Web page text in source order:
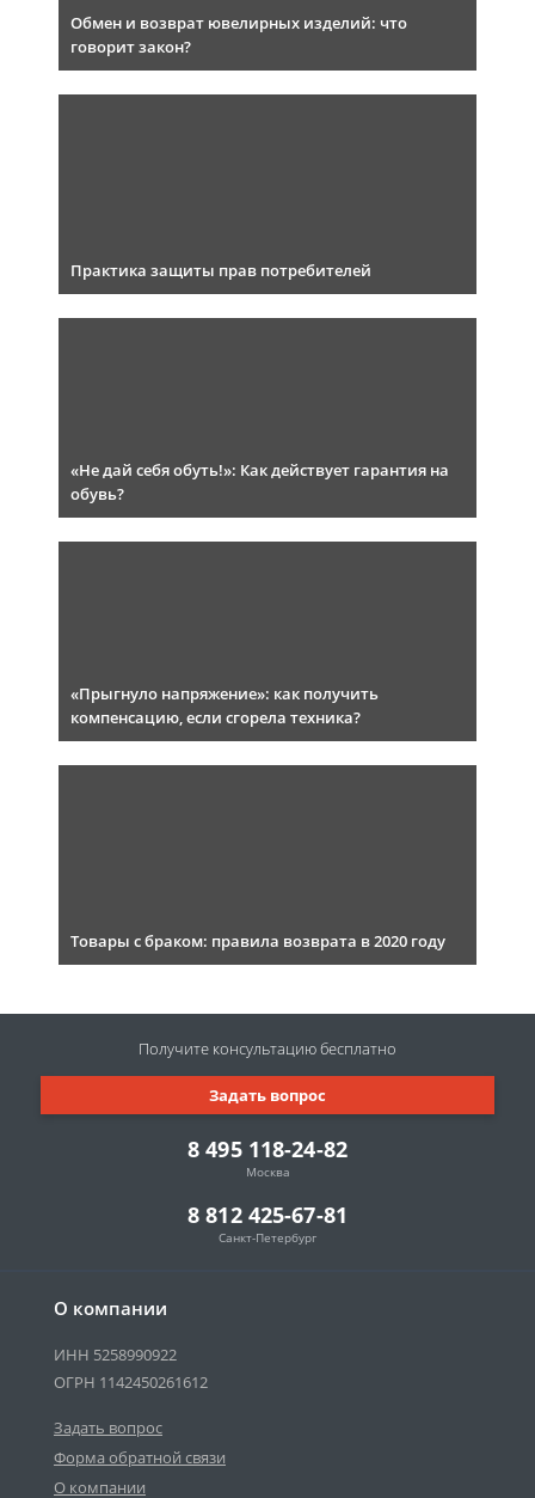
Обмен и возврат ювелирных изделий: что
говорит закон?
Практика защиты прав потребителей
«Не дай себя обуть!»: Как действует гарантия на
обувь?
«Прыгнуло напряжение»: как получить
компенсацию, если сгорела техника?
Товары с браком: правила возврата в 2020 году
О компании
ИНН 5258990922
ОГРН 1142450261612
Задать вопрос
Форма обратной связи
О компании
8 495 118-24-82
Москва
8 812 425-67-81
Санкт-Петербург
Задать вопрос
Получите консультациюбесплатно